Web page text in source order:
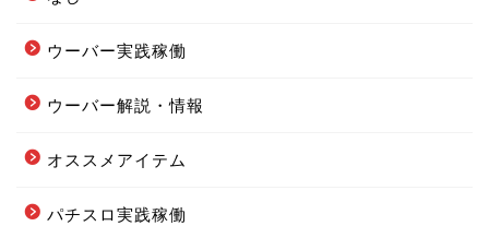
ウーバー実践稼働
ウーバー解説・情報
オススメアイテム
パチスロ実践稼働フーデリの始め方まとめ